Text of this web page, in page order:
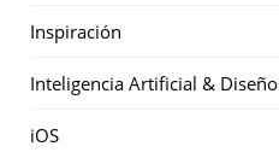
Inspiración
Inteligencia Artificial & Diseño
iOS